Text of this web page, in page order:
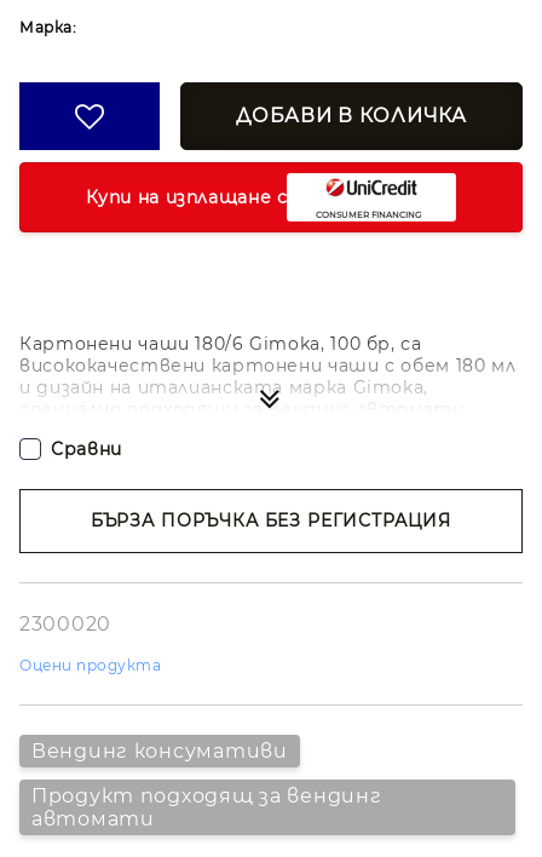
Картонени чаши 180/6 Gimoka, 100 бр, са
висококачествени картонени чаши с обем 180 мл
и дизайн на италианската марка Gimoka,
специално подходящи за вендинг автомати.
Предназначени са за топли напитки – кафе, чай и
горещ шоколад – и осигуряват удобство,
хигиена и лесно зареждане.
Стекът съдържа 100 броя чаши за еднократна
Марка:
Купи на изплащане с
БЪРЗА ПОРЪЧКА БЕЗ РЕГИСТРАЦИЯ
Съгласен съм сПолитиката за лични
2300020
Оцени продукта
Сравни
Вендинг консумативи
Продукт подходящ за вендинг
автомати